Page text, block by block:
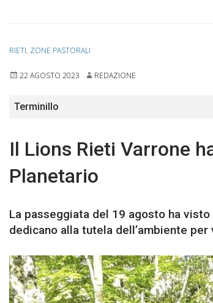
RIETI, ZONE PASTORALI
22 AGOSTO 2023 REDAZIONE
Terminillo
Il Lions Rieti Varrone
Planetario
La passeggiata del 19 agosto ha
dedicano alla tutela dell’ambiente